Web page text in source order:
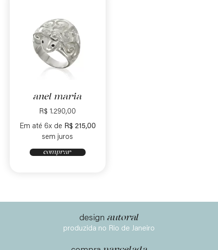
anel maria
R$ 1.290,00
Em até 6x de R$ 215,00
sem juros
comprar
design autoral
produzida no Rio de Janeiro